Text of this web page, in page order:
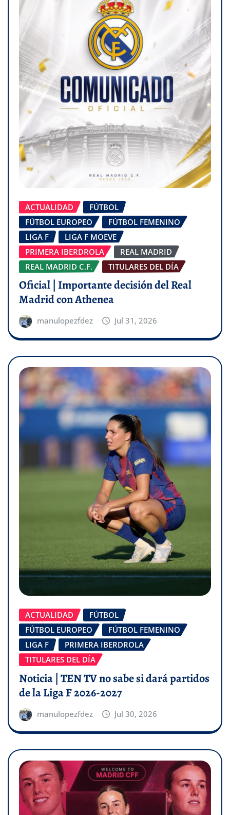
ACTUALIDAD
FÚTBOL
FÚTBOL EUROPEO
FÚTBOL FEMENINO
LIGA F
LIGA F MOEVE
PRIMERA IBERDROLA
REAL MADRID
REAL MADRID C.F.
TITULARES DEL DÍA
Oficial | Importante decisión del Real
Madrid con Athenea
manulopezfdez Jul 31, 2026
ACTUALIDAD
FÚTBOL
FÚTBOL EUROPEO
FÚTBOL FEMENINO
LIGA F
PRIMERA IBERDROLA
TITULARES DEL DÍA
Noticia | TEN TV no sabe si dará partidos
de la Liga F 2026-2027
manulopezfdez Jul 30, 2026